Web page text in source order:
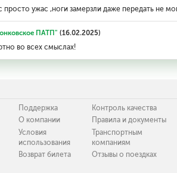
просто ужас ,ноги замерзли даже передать не
ПАТП" (16.02.2025)
во всех смыслах!
Поддержка
О компании
Условия
использования
Возврат билета
Контроль качества
Правила и документы
Транспортным
компаниям
Отзывы о поездках